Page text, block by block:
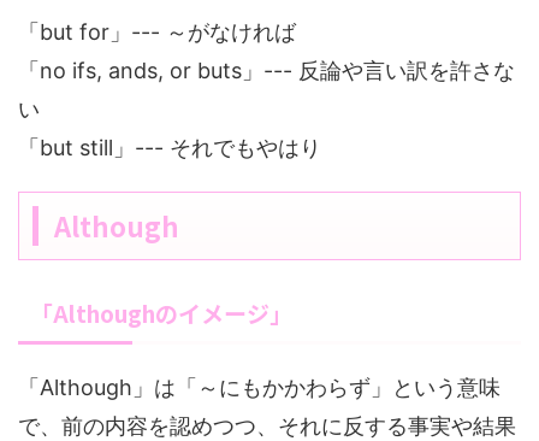
「but for」--- ～がなければ
「no ifs, ands, or buts」--- 反論や言い訳を許さな
い
「but still」--- それでもやはり
Although
「Althoughのイメージ」
「Although」は「～にもかかわらず」という意味
で、前の内容を認めつつ、それに反する事実や結果